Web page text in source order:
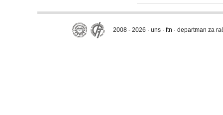
2008 - 2026 · uns · ftn · departman za